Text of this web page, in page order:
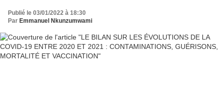
Publié le 03/01/2022 à 18:30
Par Emmanuel Nkunzumwami